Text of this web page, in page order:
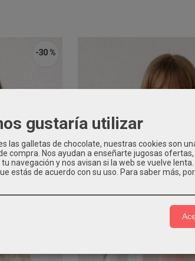
-30 %
gustaría utilizar
las galletas de chocolate, nuestras cookies son
compra. Nos ayudan a enseñarte jugosas
navegación y nos avisan si la web se vuelve lenta.
estás de acuerdo con su uso. Para saber más,